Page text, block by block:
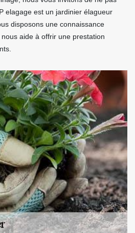
elagage est un jardinier élagueur
disposons une connaissance
aide à offrir une prestation